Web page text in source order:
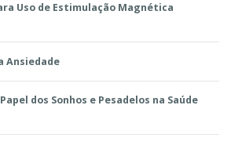
Uso de Estimulação Magnética
Ansiedade
dos Sonhos e Pesadelos na Saúde